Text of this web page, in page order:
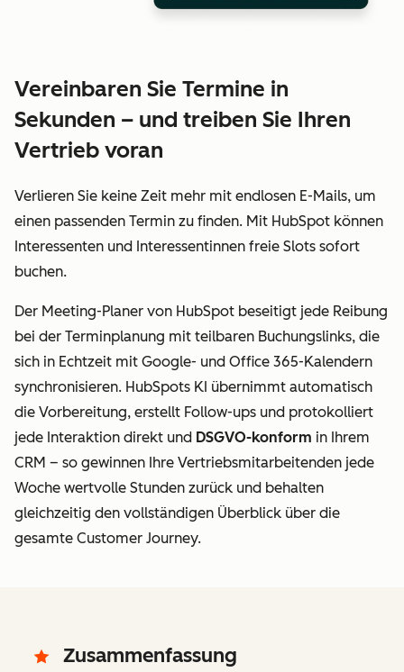
Vereinbaren Sie Termine in
Sekunden – und treiben Sie Ihren
Vertrieb voran
Verlieren Sie keine Zeit mehr mit endlosen E-Mails, um
einen passenden Termin zu finden. Mit HubSpot können
Interessenten und Interessentinnen freie Slots sofort
buchen.
Der Meeting-Planer von HubSpot beseitigt jede Reibung
bei der Terminplanung mit teilbaren Buchungslinks, die
sich in Echtzeit mit Google- und Office 365-Kalendern
synchronisieren. HubSpots KI übernimmt automatisch
die Vorbereitung, erstellt Follow-ups und protokolliert
jede Interaktion direkt und DSGVO-konform in Ihrem
CRM – so gewinnen Ihre Vertriebsmitarbeitenden jede
Woche wertvolle Stunden zurück und behalten
gleichzeitig den vollständigen Überblick über die
gesamte Customer Journey.
Zusammenfassung